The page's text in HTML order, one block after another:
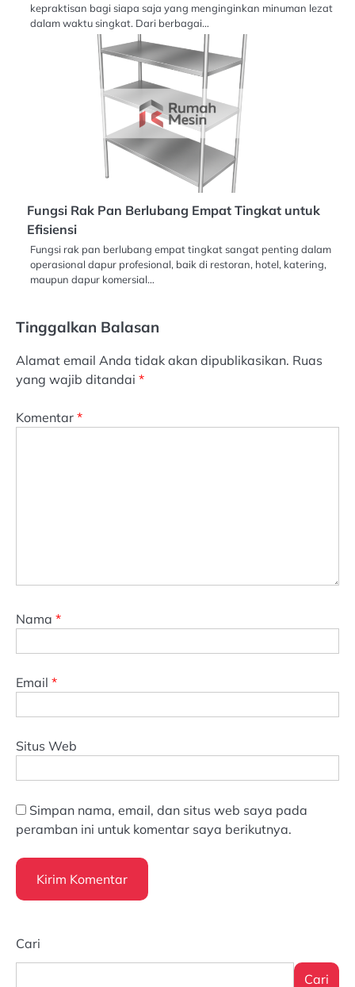
kepraktisan bagi siapa saja yang menginginkan minuman lezat
dalam waktu singkat. Dari berbagai…
Fungsi Rak Pan Berlubang Empat Tingkat untuk
Efisiensi
Fungsi rak pan berlubang empat tingkat sangat penting dalam
operasional dapur profesional, baik di restoran, hotel, katering,
maupun dapur komersial…
Tinggalkan Balasan
Alamat email Anda tidak akan dipublikasikan. Ruas
yang wajib ditandai *
Komentar *
Nama *
Email *
Situs Web
Simpan nama, email, dan situs web saya pada
peramban ini untuk komentar saya berikutnya.
Cari
Cari